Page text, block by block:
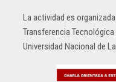
La actividad es
Transferencia
Universidad Nacional de